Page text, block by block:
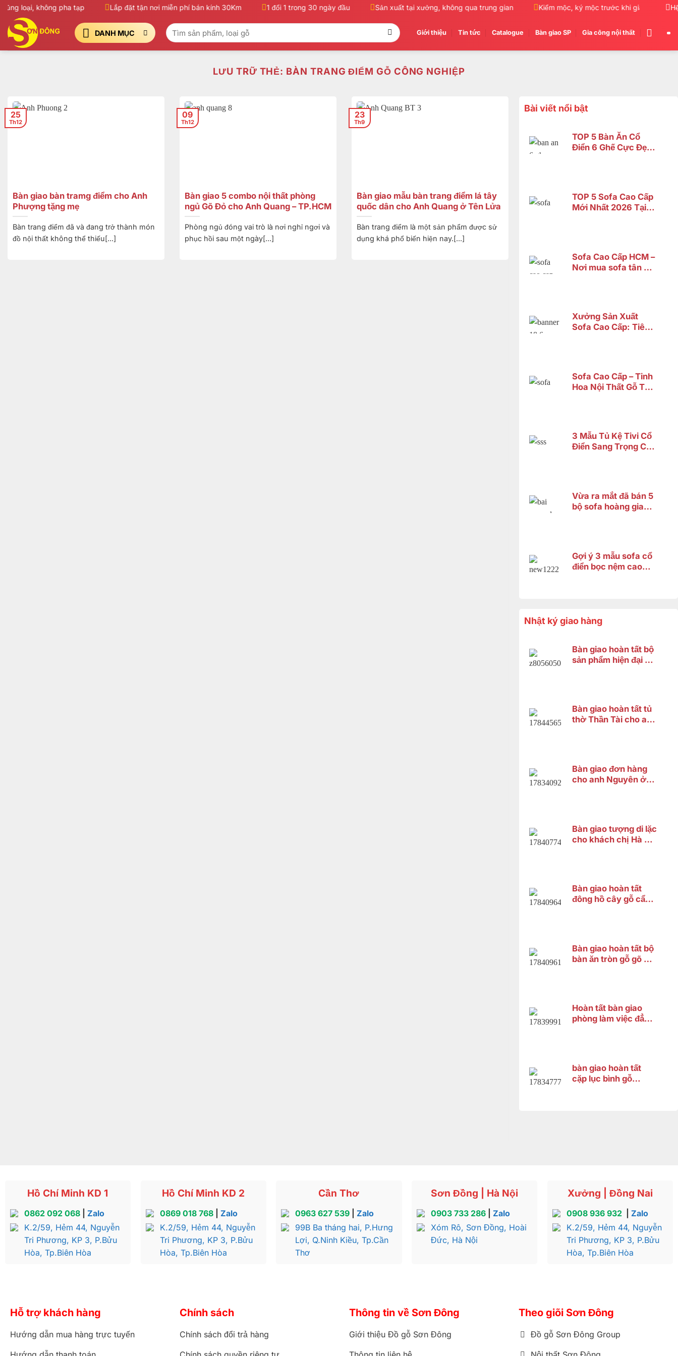
Bỏ
nội
dung
loại, không pha tạp Lắp đặt tận nơi miễn phí bán kính 30Km 1 đổi 1 trong 30 ngày đầu Sản xuất tại xưởng, không qua trung gian Kiểm mộc, ký mộc trước khi giao hàng
DANH MỤC
Tìm
kiếm:
Giới thiệu Tin tức Catalogue Bàn giao SP Gia công nội thất
LƯU TRỮ THẺ: BÀN TRANG ĐIỂM GỖ CÔNG NGHIỆP
Bàn giao bàn tramg điểm cho Anh
Phượng tặng mẹ
Bàn trang điểm đã và đang trở thành món
đồ nội thất không thể thiếu[...]
25
Th12
Bàn giao 5 combo nội thất phòng
ngủ Gõ Đỏ cho Anh Quang – TP.HCM
Phòng ngủ đóng vai trò là nơi nghỉ ngơi và
phục hồi sau một ngày[...]
09
Th12
Bàn giao mẫu bàn trang điểm lá tây
quốc dân cho Anh Quang ở Tên Lửa
Bàn trang điểm là một sản phẩm được sử
dụng khá phổ biến hiện nay.[...]
23
Th9
Bài viết nổi bật
TOP 5 Bàn Ăn Cổ
Điển 6 Ghế Cực Đẹp
TOP 5 Sofa Cao Cấp
Mới Nhất 2026 Tại
Sofa Cao Cấp HCM –
Nơi mua sofa tân cổ
Xưởng Sản Xuất
Sofa Cao Cấp: Tiêu
Sofa Cao Cấp – Tinh
Hoa Nội Thất Gỗ Tự
3 Mẫu Tủ Kệ Tivi Cổ
Điển Sang Trọng Chỉ
Vừa ra mắt đã bán 5
bộ sofa hoàng gia
Gợi ý 3 mẫu sofa cổ
điển bọc nệm cao
Nhật ký giao hàng
Bàn giao hoàn tất bộ
sản phẩm hiện đại gỗ
Bàn giao hoàn tất tủ
thờ Thần Tài cho anh
Bàn giao đơn hàng
cho anh Nguyên ở
Bàn giao tượng di lặc
cho khách chị Hà ở
Bàn giao hoàn tất
đông hồ cây gỗ cẩm
Bàn giao hoàn tất bộ
bàn ăn tròn gỗ gõ đỏ
Hoàn tất bàn giao
phòng làm việc đẳng
bàn giao hoàn tất
cặp lục bình gỗ
Hồ Chí Minh KD 1
0862 092 068| Zalo
K.2/59, Hẻm 44, Nguyễn
Tri Phương, KP 3, P.Bửu
Hòa, Tp.Biên Hòa
Hồ Chí Minh KD 2
0869 018 768| Zalo
K.2/59, Hẻm 44, Nguyễn
Tri Phương, KP 3, P.Bửu
Hòa, Tp.Biên Hòa
Cần Thơ
0963 627 539 |Zalo
99B Ba tháng hai, P.Hưng
Lợi, Q.Ninh Kiều, Tp.Cần
Thơ
Sơn Đồng | Hà Nội
0903 733 286 |Zalo
Xóm Rô, Sơn Đồng, Hoài
Đức, Hà Nội
Xưởng | Đồng Nai
0908 936 932
Zalo
K.2/59, Hẻm 44, Nguyễn
Tri Phương, KP 3, P.Bửu
Hòa, Tp.Biên Hòa
Hỗ trợ khách hàng
Hướng dẫn mua hàng trực tuyến
Chính sách
Chính sách đổi trả hàng
Thông tin về Sơn Đông
Giới thiệu Đồ gỗ Sơn Đông
Theo giõi Sơn Đông
Đồ gỗ Sơn Đông Group